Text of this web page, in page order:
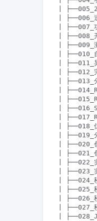
|
| ├──006_
| ├──007_
| ├──008_
| ├──009_
| ├──010_
| ├──011_
| ├──012_
| ├──013_
|
|
|
|
| ├──018_
| ├──019_
| ├──020_
| ├──021_
| ├──022_
| ├──023_
| ├──024_
| ├──025_
| ├──026_
| ├──027_
|